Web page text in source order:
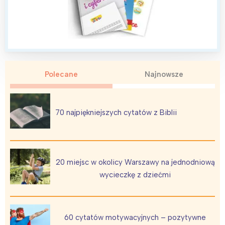
Polecane Najnowsze
70 najpiękniejszych cytatów z Biblii
20 miejsc w okolicy Warszawy na jednodniową
wycieczkę z dziećmi
60 cytatów motywacyjnych – pozytywne